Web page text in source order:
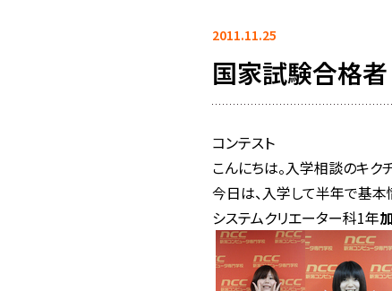
2011.11.25
国家試験合格
コンテスト
こんにちは。入学相談のキク
今日は、入学して半年で基本
システムクリエーター科1年